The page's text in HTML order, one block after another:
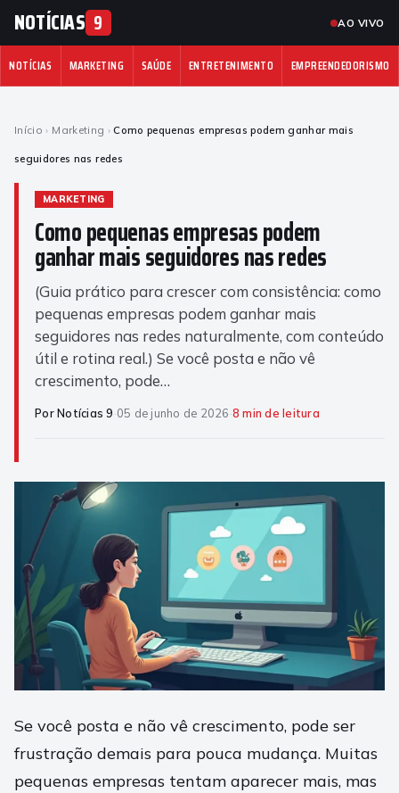
NOTÍCIAS 9 AO VIVO
NOTÍCIAS MARKETING SAÚDE ENTRETENIMENTO EMPREENDEDORISMO
Início › Marketing › Como pequenas empresas podem ganhar mais
seguidores nas redes
MARKETING
Como pequenas empresas podem
ganhar mais seguidores nas redes
(Guia prático para crescer com consistência: como
pequenas empresas podem ganhar mais
seguidores nas redes naturalmente, com conteúdo
útil e rotina real.) Se você posta e não vê
crescimento, pode…
Por Notícias 9·05 de junho de 2026·8 min de leitura
Se você posta e não vê crescimento, pode ser
frustração demais para pouca mudança. Muitas
pequenas empresas tentam aparecer mais, mas